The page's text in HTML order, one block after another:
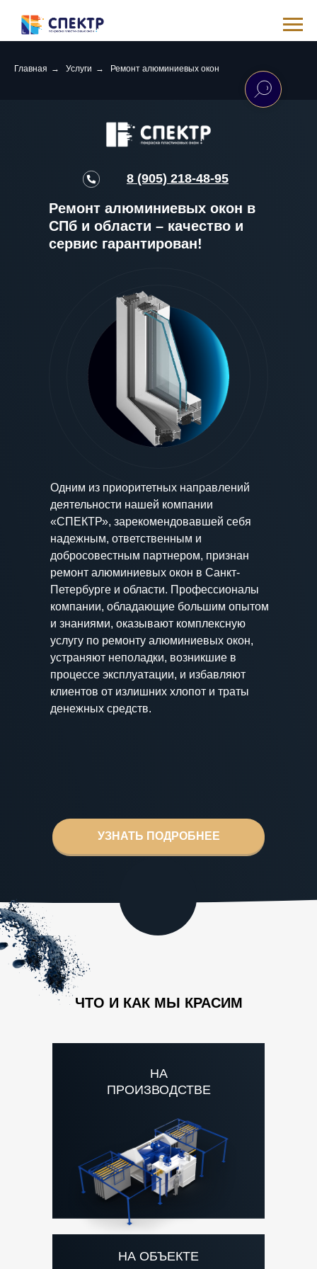
Главная → Услуги → Ремонт алюминиевых окон
Ремонт алюминиевых окон в
СПб и области – качество и
сервис гарантирован!
Одним из приоритетных направлений
деятельности нашей компании
«СПЕКТР», зарекомендовавшей себя
надежным, ответственным и
добросовестным партнером, признан
ремонт алюминиевых окон в Санкт-
Петербурге и области. Профессионалы
компании, обладающие большим опытом
и знаниями, оказывают комплексную
услугу по ремонту алюминиевых окон,
устраняют неполадки, возникшие в
процессе эксплуатации, и избавляют
клиентов от излишних хлопот и траты
денежных средств.
УЗНАТЬ ПОДРОБНЕЕ
8 (905) 218-48-95
ЧТО И КАК МЫ КРАСИМ
НА
ПРОИЗВОДСТВЕ
НА ОБЪЕКТЕ